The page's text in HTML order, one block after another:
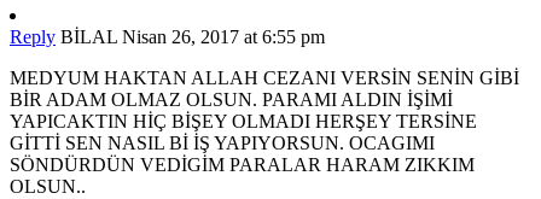
Reply BİLAL Nisan 26, 2017 at 6:55 pm
MEDYUM HAKTAN ALLAH CEZANI VERSİN SENİN GİBİ
BİR ADAM OLMAZ OLSUN. PARAMI ALDIN İŞİMİ
YAPICAKTIN HİÇ BİŞEY OLMADI HERŞEY TERSİNE
GİTTİ SEN NASIL Bİ İŞ YAPIYORSUN. OCAGIMI
SÖNDÜRDÜN VEDİGİM PARALAR HARAM ZIKKIM
OLSUN..